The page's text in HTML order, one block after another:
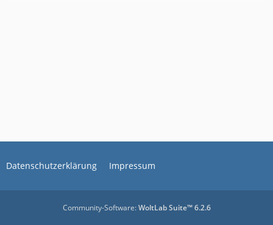
Datenschutzerklärung Impressum
Community-Software:WoltLab Suite™ 6.2.6